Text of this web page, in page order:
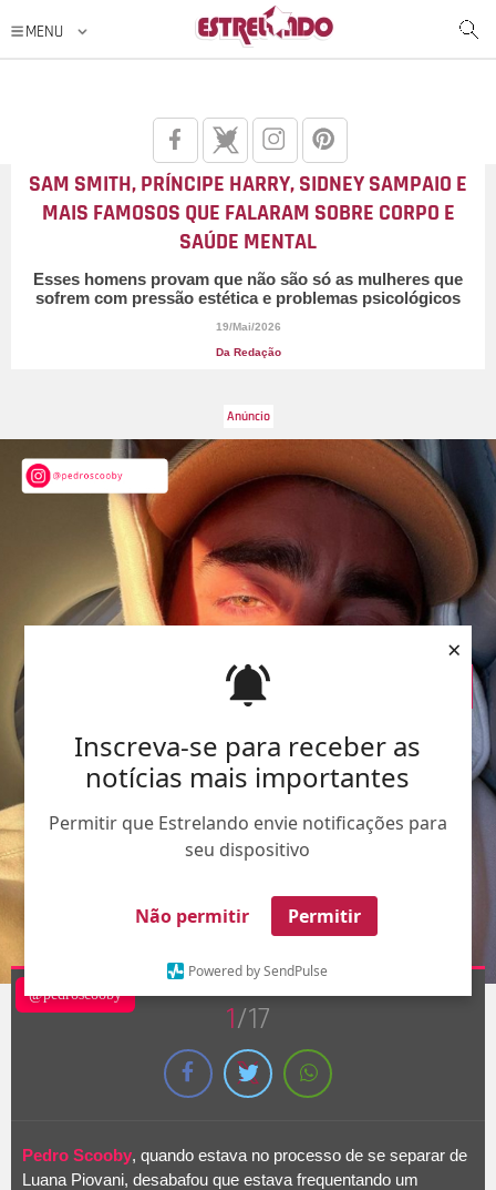
Inscreva-se para receber as
notícias mais importantes
Permitir que Estrelando envie notificações para
seu dispositivo
Não permitir Permitir
Powered by SendPulse
×
SAM SMITH, PRÍNCIPE HARRY, SIDNEY SAMPAIO E
MAIS FAMOSOS QUE FALARAM SOBRE CORPO E
SAÚDE MENTAL
Esses homens provam que não são só as mulheres que
sofrem com pressão estética e problemas psicológicos
19/Mai/2026
Da Redação
@pedroscooby
Divulgação
1/17
Pedro Scooby, quando estava no processo de se separar de
Luana Piovani, desabafou que estava frequentando um